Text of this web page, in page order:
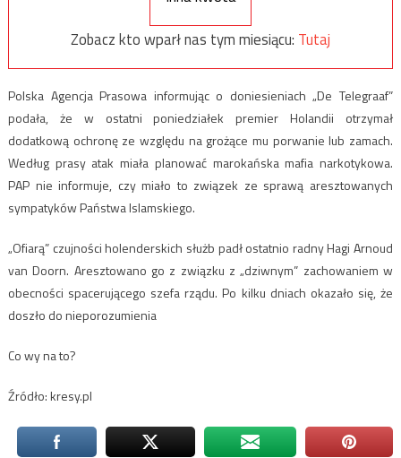
Zobacz kto wparł nas tym miesiącu: Tutaj
Polska Agencja Prasowa informując o doniesieniach „De Telegraaf”
podała, że w ostatni poniedziałek premier Holandii otrzymał
dodatkową ochronę ze względu na grożące mu porwanie lub zamach.
Według prasy atak miała planować marokańska mafia narkotykowa.
PAP nie informuje, czy miało to związek ze sprawą aresztowanych
sympatyków Państwa Islamskiego.
„Ofiarą” czujności holenderskich służb padł ostatnio radny Hagi Arnoud
van Doorn. Aresztowano go z związku z „dziwnym” zachowaniem w
obecności spacerującego szefa rządu. Po kilku dniach okazało się, że
doszło do nieporozumienia
Co wy na to?
Źródło: kresy.pl